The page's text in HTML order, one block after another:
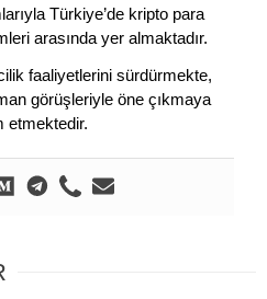
Türkiye’de kripto para
arasında yer almaktadır.
faaliyetlerini sürdürmekte,
görüşleriyle öne çıkmaya
etmektedir.